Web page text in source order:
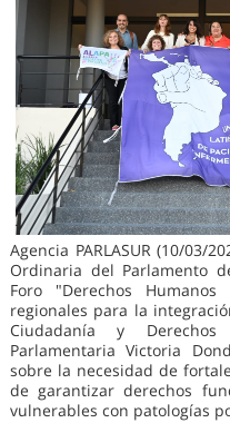
Agencia PARLASUR (10/03/
Ordinaria del Parlamento
Foro "Derechos
regionales para la
Ciudadanía y
Parlamentaria Victoria
sobre la necesidad de
de garantizar derechos
vulnerables con patologías